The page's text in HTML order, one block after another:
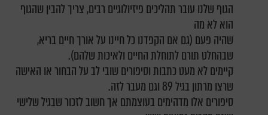
הגוף שלנו עובר תהליכים פיזיולוגיים רבים, צריך להבין שהגוף
הוא לא מה
שהיה פעם (גם אם הקפדנו כל חיינו על אורך חיים בריא,
שבהחלט תורם לתוחלת החיים ולאיכות שלהם).
קיימים לא מעט כתבות וסיפורים שובי לב על הבחור או האישה
שרצו מרתון בגיל 89 וגם מעבר לזה.
סיפורים אלו מדהימים בעוצמתם אך חשוב לזכור שבגיל שלישי